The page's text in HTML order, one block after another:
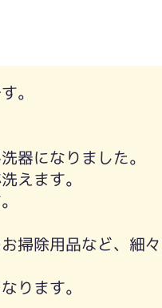
。
器になりました。
えます。
掃除用品など、細々
ります。